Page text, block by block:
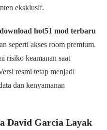
eksklusif.
download hot51 mod terbaru
seperti akses room premium.
risiko keamanan saat
resmi tetap menjadi
dan kenyamanan
David Garcia Layak